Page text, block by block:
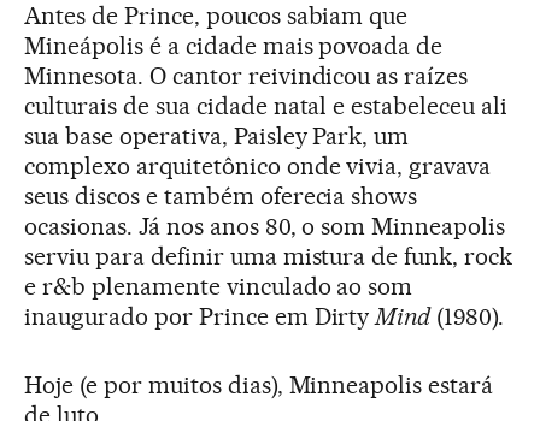
Antes de Prince, poucos sabiam que
Mineápolis é a cidade mais povoada de
Minnesota. O cantor reivindicou as raízes
culturais de sua cidade natal e estabeleceu ali
sua base operativa, Paisley Park, um
complexo arquitetônico onde vivia, gravava
seus discos e também oferecia shows
ocasionas. Já nos anos 80, o som Minneapolis
serviu para definir uma mistura de funk, rock
e r&b plenamente vinculado ao som
inaugurado por Prince em DirtyMind(1980).
Hoje (e por muitos dias), Minneapolis estará